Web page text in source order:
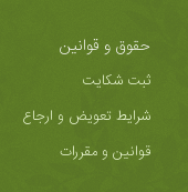
حقوق و قوانین
ثبت شکایت
شرایط تعویض و ارجاع
قوانین و مقررات